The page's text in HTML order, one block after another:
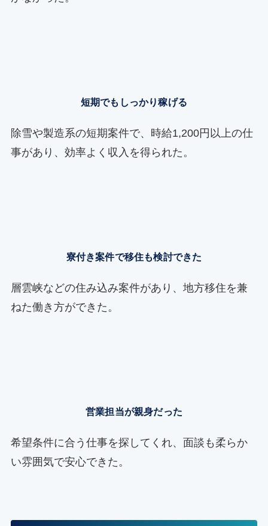
短期でもしっかり稼げる
除雪や製造系の短期案件で、時給1,200円以上の仕
事があり、効率よく収入を得られた。
寮付き案件で移住も検討できた
層雲峡などの住み込み案件があり、地方移住を兼
ねた働き方ができた。
営業担当が親身だった
希望条件に合う仕事を探してくれ、面談も柔らか
い雰囲気で安心できた。